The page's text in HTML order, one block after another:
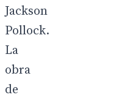
Jackson
Pollock.
La
obra
de